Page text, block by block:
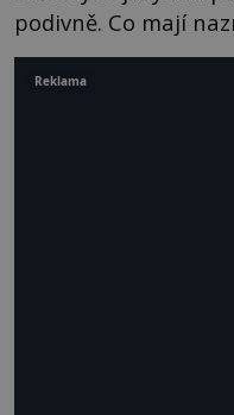
podivně. Co mají
Reklama